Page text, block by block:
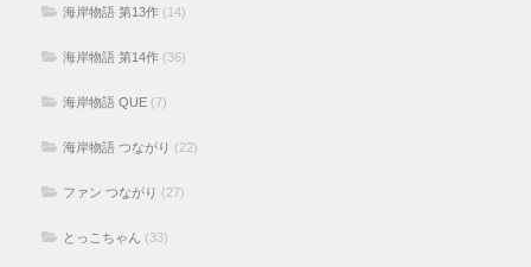
海岸物語 第13作 (14)
海岸物語 第14作 (36)
海岸物語 QUE (7)
海岸物語 つながり (22)
ファン つながり (27)
とっこちゃん (33)